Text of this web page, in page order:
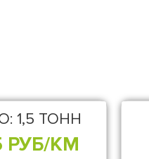
1,5 ТОНН
РУБ/КМ